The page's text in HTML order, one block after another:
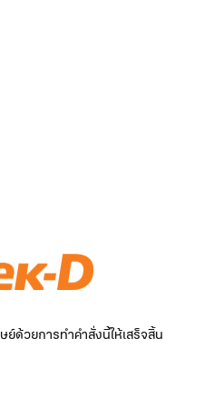
ด้วยการทำคำสั่งนี้ให้เสร็จสิ้น